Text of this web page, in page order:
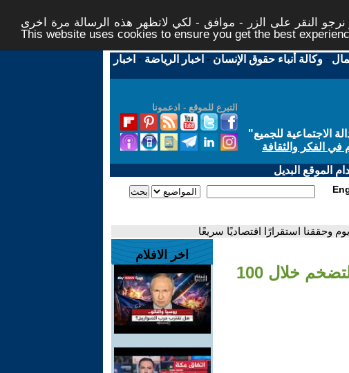
النقر على الزر - موافق - لكي لاتظهر هذه الرسالة مرة اخرى -
This website uses cookies to ensure you get the best
-وكالة أنباء حقوق الإنسان - اخبار الرياضة - اخبار
التبرع للموقع - ادعمونا
الاجتماعية للجميع"
في الفكر والثقافة
الموقع البديل
- الرئيس الأميركي ترمب: خفضنا الفائدة والتضخم خلال 100
اخر الافلام